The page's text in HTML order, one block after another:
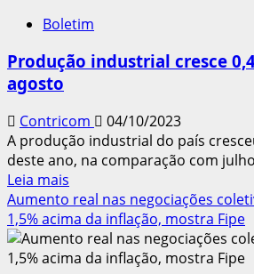
Barroso:
não
recusar
a
sustentar
o
sindicato
de
sua
categoria
Boletim
Produção industrial cresce
agosto
Contricom
04/10/2023
A produção industrial do país
deste ano, na comparação com
Leia mais
mais
sobre
Produção
industrial
Aumento real nas negociações
1,5% acima da inflação, mostra Fipe